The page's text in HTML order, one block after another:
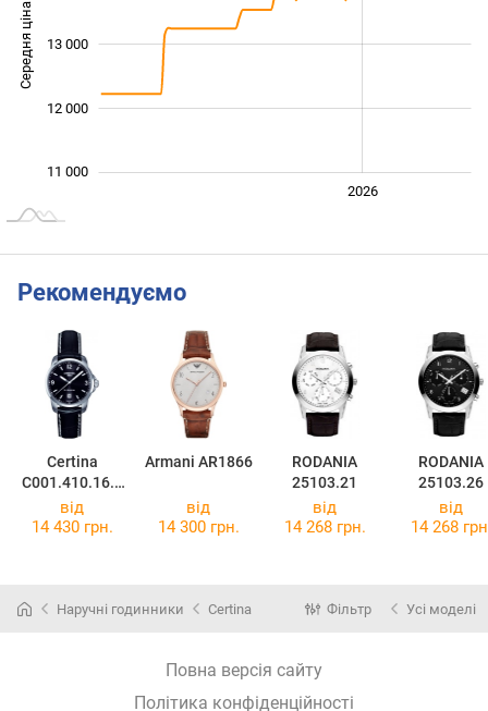
Середня ціна 11 000
11 000
12 000
13 000
2026
Рекомендуємо
Certina
C001.410.16.0
57.01
Armani AR1866
RODANIA
25103.21
RODANIA
25103.26
від
14 430 грн.
від
14 300 грн.
від
14 268 грн.
від
14 268
Наручні годинники Certina Фільтр Усі моделі
Повна версія сайту
Політика конфіденційності